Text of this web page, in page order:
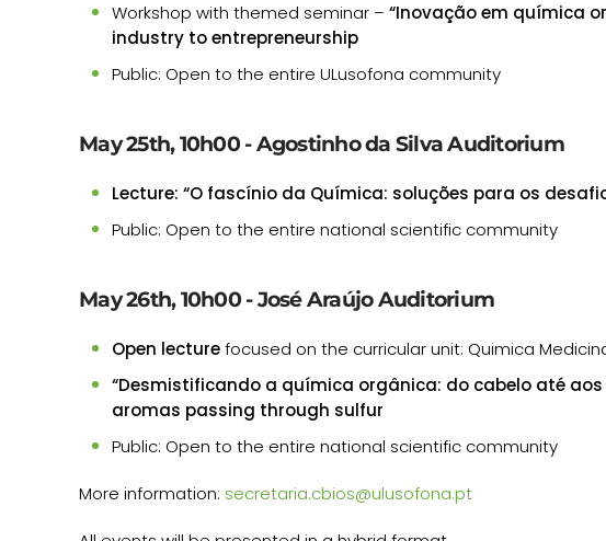
Workshop with themed seminar – “Inovação em química
industry to entrepreneurship
Public: Open to the entire ULusofona community
May 25th, 10h00 - Agostinho da Silva Auditorium
Lecture: “O fascínio da Química: soluções para os
Public: Open to the entire national scientific community
May 26th, 10h00 - José Araújo Auditorium
Open lecturefocused on the curricular unit: Quimica
“Desmistificando a química orgânica: do cabelo até
aromas passing through sulfur
Public: Open to the entire national scientific community
More information: secretaria.cbios@ulusofona.pt